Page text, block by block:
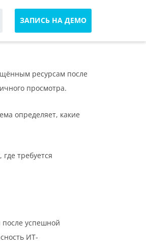
ЗАПИСЬ НА ДЕМО
ресурсам после
просмотра.
определяет, какие
требуется
после успешной
ИТ-